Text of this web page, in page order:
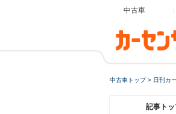
中古車
中古車トップ> 日刊カ
記事ト